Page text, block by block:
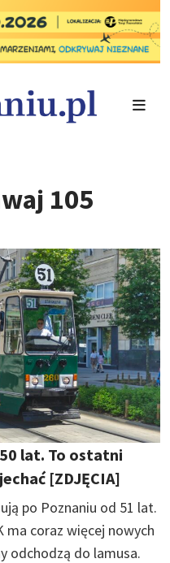
105
lat. To ostatni
[ZDJĘCIA]
po Poznaniu od 51 lat.
ma coraz więcej nowych
odchodzą do lamusa.